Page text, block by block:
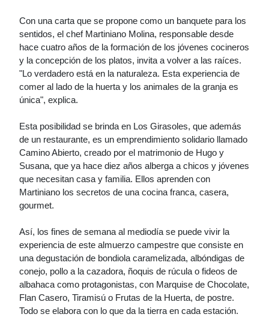
Con una carta que se propone como un banquete para los
sentidos, el chef Martiniano Molina, responsable desde
hace cuatro años de la formación de los jóvenes cocineros
y la concepción de los platos, invita a volver a las raíces.
"Lo verdadero está en la naturaleza. Esta experiencia de
comer al lado de la huerta y los animales de la granja es
única", explica.
Esta posibilidad se brinda en Los Girasoles, que además
de un restaurante, es un emprendimiento solidario llamado
Camino Abierto, creado por el matrimonio de Hugo y
Susana, que ya hace diez años alberga a chicos y jóvenes
que necesitan casa y familia. Ellos aprenden con
Martiniano los secretos de una cocina franca, casera,
gourmet.
Así, los fines de semana al mediodía se puede vivir la
experiencia de este almuerzo campestre que consiste en
una degustación de bondiola caramelizada, albóndigas de
conejo, pollo a la cazadora, ñoquis de rúcula o fideos de
albahaca como protagonistas, con Marquise de Chocolate,
Flan Casero, Tiramisú o Frutas de la Huerta, de postre.
Todo se elabora con lo que da la tierra en cada estación.